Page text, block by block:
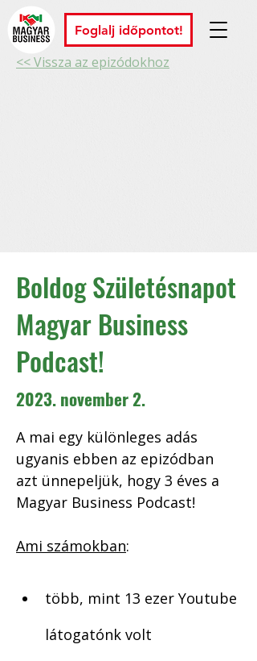
Foglalj időpontot!
<< Vissza az epizódokhoz
Boldog Születésnapot
Magyar Business
Podcast!
2023. november 2.
A mai egy különleges adás
ugyanis ebben az epizódban
azt ünnepeljük, hogy 3 éves a
Magyar Business Podcast!
Ami számokban:
több, mint 13 ezer Youtube
látogatónk volt